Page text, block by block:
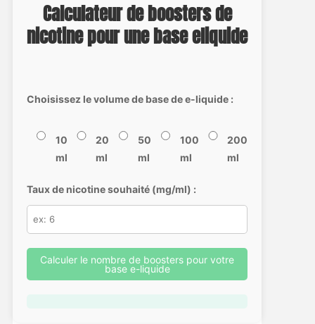
Calculateur de boosters de
nicotine pour une base eliquide
Choisissez le volume de base de e-liquide :
10
ml
20
ml
50
ml
100
ml
200
ml
Taux de nicotine souhaité (mg/ml) :
Calculer le nombre de boosters pour votre
base e-liquide